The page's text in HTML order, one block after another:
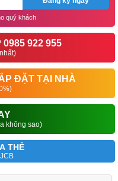
quý khách
0985 922 955
ĐẶT TẠI NHÀ
không sao)
THẺ